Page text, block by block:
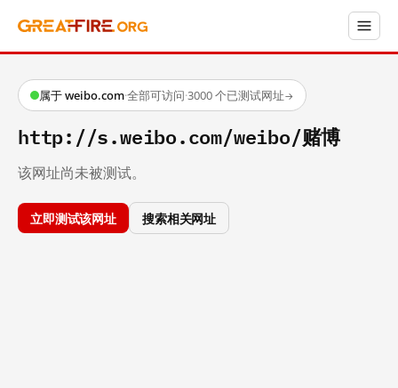
属于 weibo.com·全部可访问·3000 个已测试网址→
http://s.weibo.com/weibo/赌博
该网址尚未被测试。
立即测试该网址 搜索相关网址